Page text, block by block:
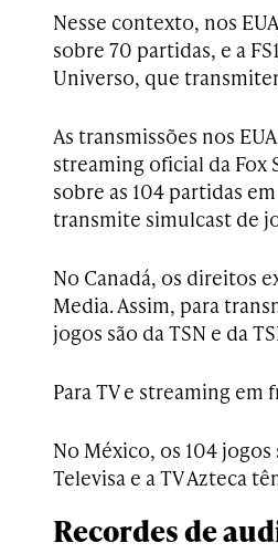
Nesse contexto, nos
sobre 70 partidas, e a
Universo, que
As transmissões nos
streaming oficial da
sobre as 104 partidas
transmite simulcast de
No Canadá, os direitos
Media. Assim, para
jogos são da TSN e da
Para TV e streaming em
No México, os 104
Televisa e a TV Azteca
Recordes de